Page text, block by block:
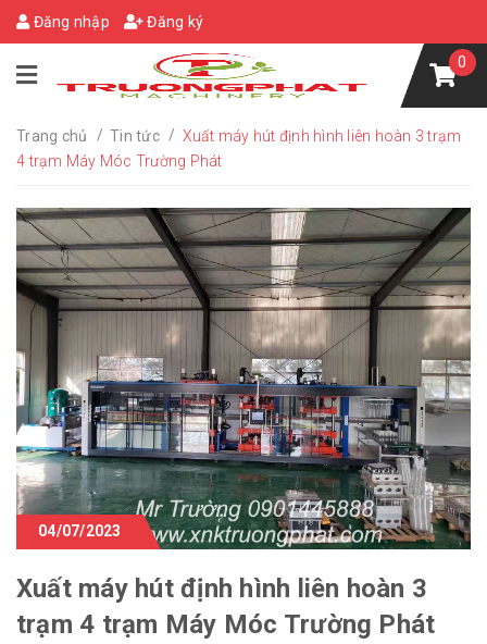
Đăng nhập Đăng ký
0
Trang chủ / Tin tức / Xuất máy hút định hình liên hoàn 3 trạm
4 trạm Máy Móc Trường Phát
04/07/2023
Xuất máy hút định hình liên hoàn 3
trạm 4 trạm Máy Móc Trường Phát